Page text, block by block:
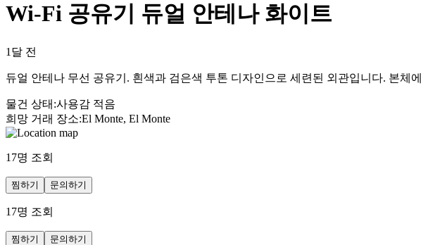
Wi-Fi 공유기 듀얼 안테나 화이트
1달 전
듀얼 안테나 무선 공유기. 흰색과 검은색 투톤 디자인으로 세련된 외관입니다. 본
물건 상태 :사용감 적음
희망 거래 장소:El Monte, El Monte
17명 조회
찜하기 문의하기
17명 조회
찜하기 문의하기